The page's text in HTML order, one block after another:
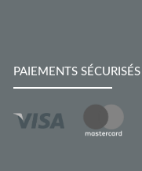
PAIEMENTS SÉCURISÉS